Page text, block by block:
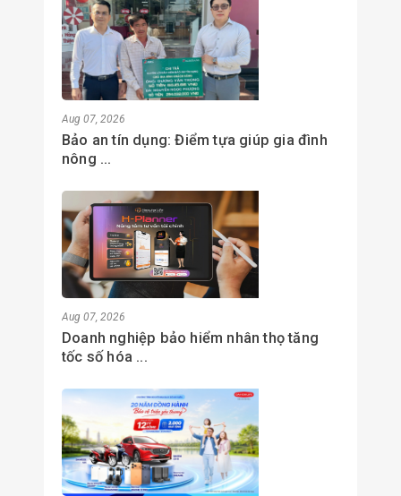
Aug 07, 2026
Bảo an tín dụng: Điểm tựa giúp gia đình
nông ...
Aug 07, 2026
Doanh nghiệp bảo hiểm nhân thọ tăng
tốc số hóa ...